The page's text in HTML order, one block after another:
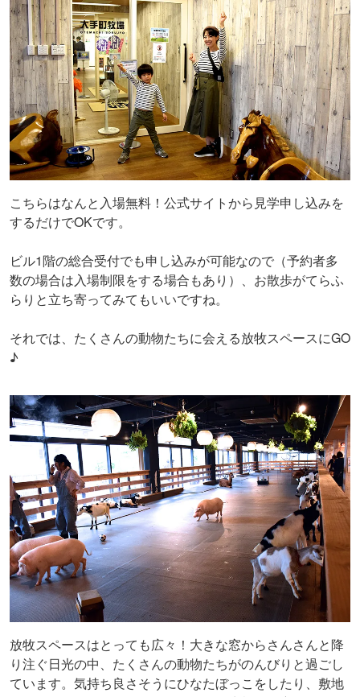
こちらはなんと入場無料！公式サイトから見学申し込みを
するだけでOKです。
ビル1階の総合受付でも申し込みが可能なので（予約者多
数の場合は入場制限をする場合もあり）、お散歩がてらふ
らりと立ち寄ってみてもいいですね。
それでは、たくさんの動物たちに会える放牧スペースにGO
♪
放牧スペースはとっても広々！大きな窓からさんさんと降
り注ぐ日光の中、たくさんの動物たちがのんびりと過ごし
ています。気持ち良さそうにひなたぼっこをしたり、敷地